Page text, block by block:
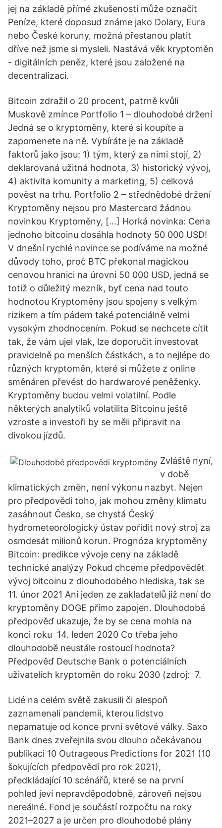
jej na základě přímé zkušenosti může označit
Peníze, které doposud známe jako Dolary, Eura
nebo České koruny, možná přestanou platit
dříve než jsme si mysleli. Nastává věk kryptoměn
- digitálních peněz, které jsou založené na
decentralizaci.
Bitcoin zdražil o 20 procent, patrně kvůli
Muskově zmínce Portfolio 1 – dlouhodobé držení
Jedná se o kryptoměny, které si koupíte a
zapomenete na ně. Vybíráte je na základě
faktorů jako jsou: 1) tým, který za nimi stojí, 2)
deklarovaná užitná hodnota, 3) historický vývoj,
4) aktivita komunity a marketing, 5) celková
pověst na trhu. Portfolio 2 – střednědobé držení
Kryptoměny nejsou pro Mastercard žádnou
novinkou Kryptoměny, […] Horká novinka: Cena
jednoho bitcoinu dosáhla hodnoty 50 000 USD!
V dnešní rychlé novince se podíváme na možné
důvody toho, proč BTC překonal magickou
cenovou hranici na úrovni 50 000 USD, jedná se
totiž o důležitý mezník, byť cena nad touto
hodnotou Kryptoměny jsou spojeny s velkým
rizikem a tím pádem také potenciálně velmi
vysokým zhodnocením. Pokud se nechcete cítit
tak, že vám ujel vlak, lze doporučit investovat
pravidelně po menších částkách, a to nejlépe do
různých kryptoměn, které si můžete z online
směnáren převést do hardwarové peněženky.
Kryptoměny budou velmi volatilní. Podle
některých analytiků volatilita Bitcoinu ještě
vzroste a investoři by se měli připravit na
divokou jízdů.
Zvláště nyní,
v době
klimatických změn, není výkonu nazbyt. Nejen
pro předpovědi toho, jak mohou změny klimatu
zasáhnout Česko, se chystá Český
hydrometeorologický ústav pořídit nový stroj za
osmdesát milionů korun. Prognóza kryptoměny
Bitcoin: predikce vývoje ceny na základě
technické analýzy Pokud chceme předpovědět
vývoj bitcoinu z dlouhodobého hlediska, tak se
11. únor 2021 Ani jeden ze zakladatelů již není do
kryptoměny DOGE přímo zapojen. Dlouhodobá
předpověď ukazuje, že by se cena mohla na
konci roku 14. leden 2020 Co třeba jeho
dlouhodobě neustále rostoucí hodnota?
Předpověď Deutsche Bank o potenciálních
uživatelích kryptoměn do roku 2030 (zdroj: 7.
Lidé na celém světě zakusili či alespoň
zaznamenali pandemii, kterou lidstvo
nepamatuje od konce první světové války. Saxo
Bank dnes zveřejnila svou dlouho očekávanou
publikaci 10 Outrageous Predictions for 2021 (10
šokujících předpovědí pro rok 2021),
předkládající 10 scénářů, které se na první
pohled jeví nepravděpodobně, zároveň nejsou
nereálné. Fond je součástí rozpočtu na roky
2021–2027 a je určen pro dlouhodobé plány